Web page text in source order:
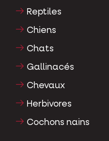
Reptiles
Chiens
Chats
Gallinacés
Chevaux
Herbivores
Cochons nains